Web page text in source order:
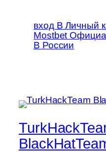
вход В Личный
Mostbet
В России